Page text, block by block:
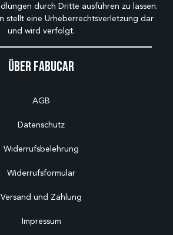
Über Fabucar
AGB
Datenschutz
Widerrufsbelehrung
Widerrufsformular
Versand und Zahlung
Impressum
durch Dritte ausführen zu lassen.
stellt eine Urheberrechtsverletzung dar
und wird verfolgt.